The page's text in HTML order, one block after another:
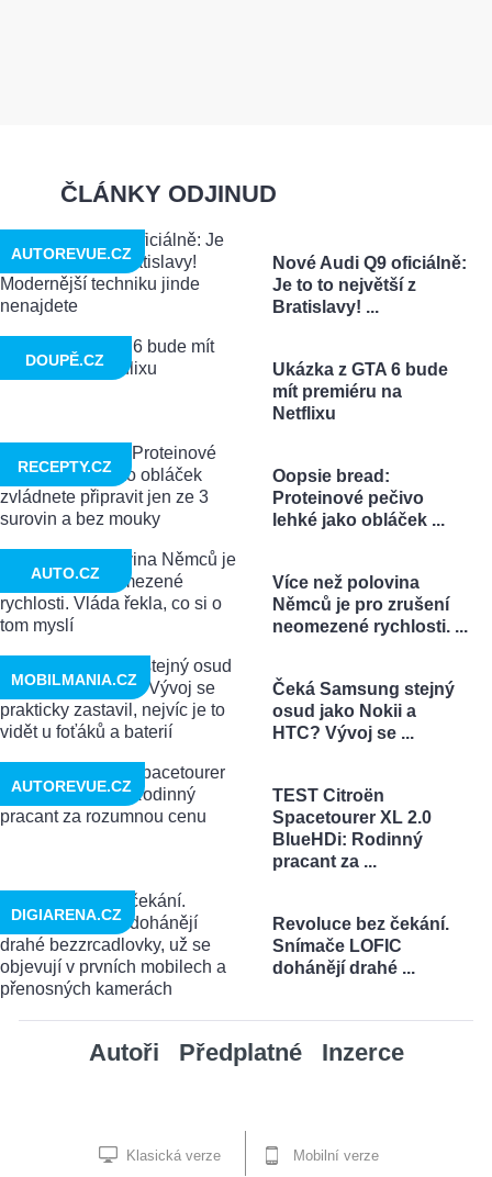
ČLÁNKY ODJINUD
Nové Audi Q9 oficiálně:
Je to to největší z
Bratislavy! ...
AUTOREVUE.CZ
Ukázka z GTA 6 bude
mít premiéru na
Netflixu
DOUPĚ.CZ
Oopsie bread:
Proteinové pečivo
lehké jako obláček ...
RECEPTY.CZ
Více než polovina
Němců je pro zrušení
neomezené rychlosti. ...
AUTO.CZ
Čeká Samsung stejný
osud jako Nokii a
HTC? Vývoj se ...
MOBILMANIA.CZ
TEST Citroën
Spacetourer XL 2.0
BlueHDi: Rodinný
pracant za ...
AUTOREVUE.CZ
Revoluce bez čekání.
Snímače LOFIC
dohánějí drahé ...
DIGIARENA.CZ
Autoři Předplatné Inzerce
Klasická verze Mobilní verze